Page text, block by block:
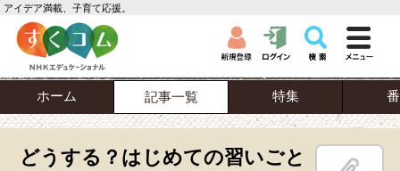
アイデア満載、子育て応援。
ホーム 記事一覧 特集
どうする？はじめての習いごと